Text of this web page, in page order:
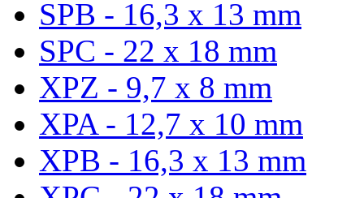
SPB - 16,3 x 13 mm
SPC - 22 x 18 mm
XPZ - 9,7 x 8 mm
XPA - 12,7 x 10 mm
XPB - 16,3 x 13 mm